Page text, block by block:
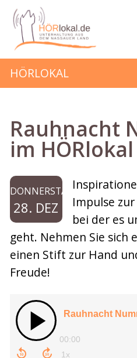
HÖRLOKAL
Hörbeiträge
Mitmachen
Kontakt
Rauhnacht
im HÖRlokal
DONNERSTAG
28. DEZ
Impulse
bei der es
geht. Nehmen Sie sich
einen Stift zur Hand
Freude!